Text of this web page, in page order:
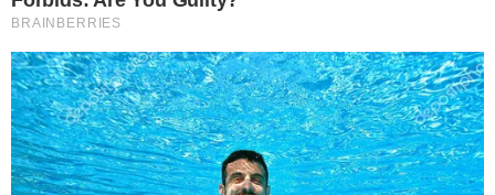
RANGER DENTES
BRUXISMO
VER COMENTÁRIOS